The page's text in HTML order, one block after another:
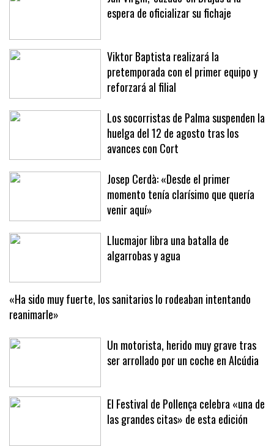
Jan Virgili, 'cazado' en Brujas a la
Viktor Baptista realizará la
pretemporada con el primer equipo y
reforzará al filial
Los socorristas de Palma suspenden la
huelga del 12 de agosto tras los
avances con Cort
Josep Cerdà: «Desde el primer
momento tenía clarísimo que quería
venir aquí»
Llucmajor libra una batalla de
«Ha sido muy fuerte, los sanitarios lo rodeaban intentando
reanimarle»
Un motorista, herido muy grave tras
El Festival de Pollença celebra «una de